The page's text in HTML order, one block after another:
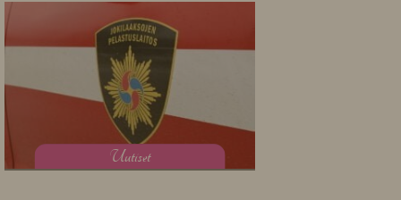
Uutiset